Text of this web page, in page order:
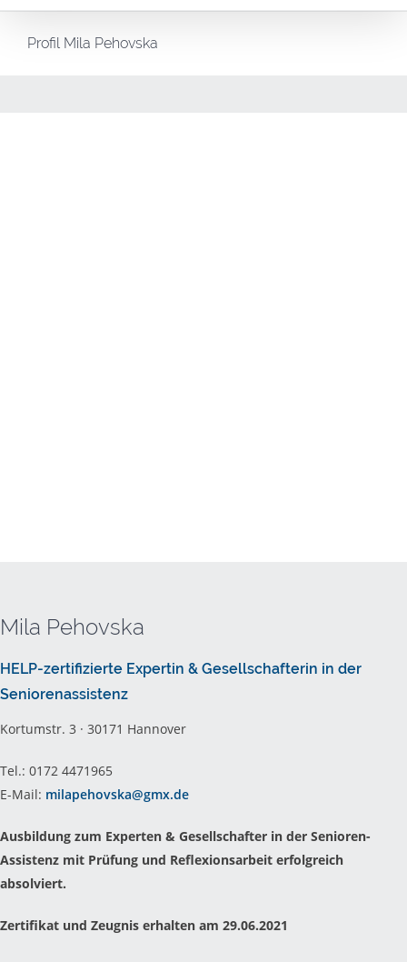
Profil Mila Pehovska
Mila Pehovska
HELP-zertifizierte Expertin & Gesellschafterin in der
Seniorenassistenz
Kortumstr. 3 · 30171 Hannover
Tel.: 0172 4471965
E-Mail: milapehovska@gmx.de
Ausbildung zum Experten & Gesellschafter in der Senioren-
Assistenz mit Prüfung und Reflexionsarbeit erfolgreich
absolviert.
Zertifikat und Zeugnis erhalten am 29.06.2021